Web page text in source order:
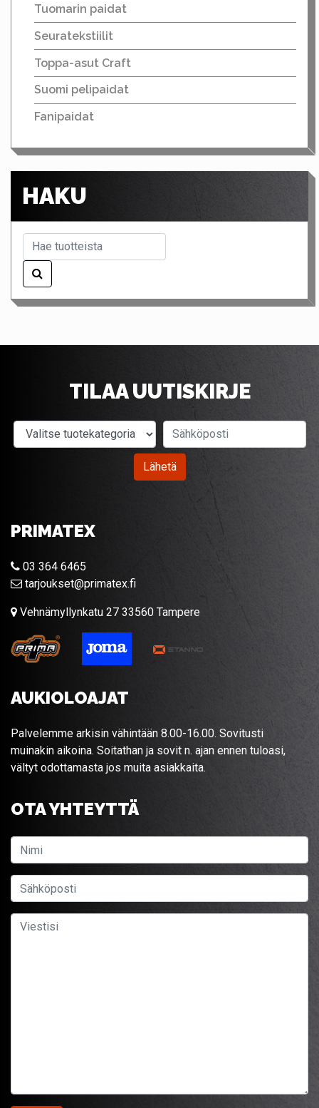
Tuomarin paidat
Seuratekstiilit
Toppa-asut Craft
Suomi pelipaidat
Fanipaidat
HAKU
TILAA UUTISKIRJE
Valitse tuotekategoria
Lähetä
PRIMATEX
03 364 6465
tarjoukset@primatex.fi
Vehnämyllynkatu 27 33560 Tampere
AUKIOLOAJAT
Palvelemme arkisin vähintään 8.00-16.00. Sovitusti
muinakin aikoina. Soitathan ja sovit n. ajan ennen tuloasi,
vältyt odottamasta jos muita asiakkaita.
OTA YHTEYTTÄ